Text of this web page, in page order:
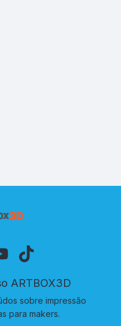
ARTBOX3D
sobre impressão
para makers.